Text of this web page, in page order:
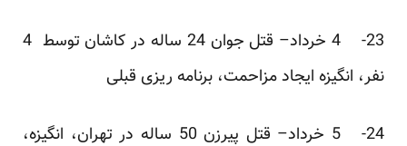
23- 4 خرداد– قتل جوان 24 ساله در کاشان توسط 4
نفر، انگیزه ایجاد مزاحمت، برنامه ریزی قبلی
24- 5 خرداد– قتل پیرزن 50 ساله در تهران، انگیزه،